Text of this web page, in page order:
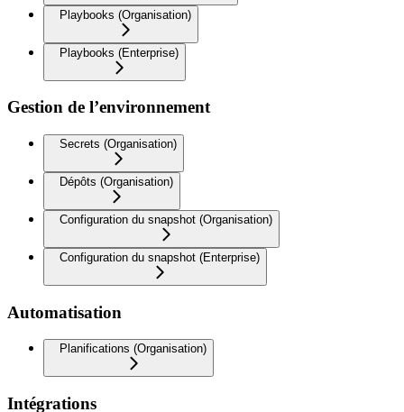
Playbooks (Organisation)
Playbooks (Enterprise)
Gestion de l’environnement
Secrets (Organisation)
Dépôts (Organisation)
Configuration du snapshot (Organisation)
Configuration du snapshot (Enterprise)
Automatisation
Planifications (Organisation)
Intégrations